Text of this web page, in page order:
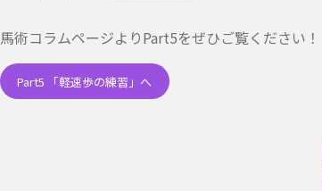
馬術コラムページよりPart5をぜひご覧ください！
Part5 「軽速歩の練習」へ